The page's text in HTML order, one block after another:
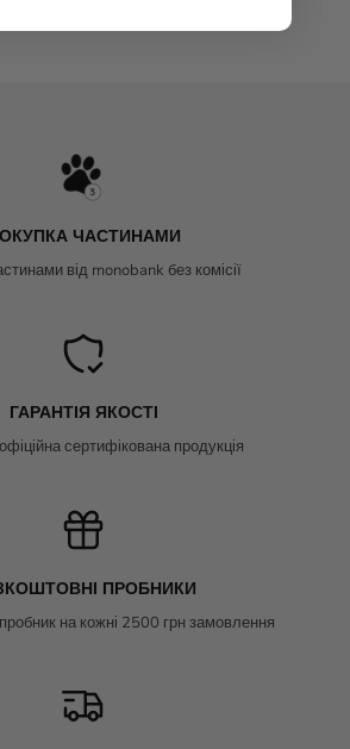
ЧАСТИНАМИ
від monobank без комісії
ГАРАНТІЯ ЯКОСТІ
сертифікована продукція
ПРОБНИКИ
на кожні 2500 грн замовлення